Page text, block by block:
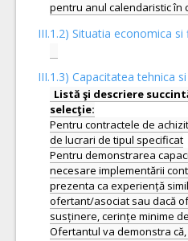
III.1.2) Situatia economica si
III.1.3) Capacitatea tehnica
Listă şi descriere
Pentru contractele de
de lucrari de tipul specificat
Pentru demonstrarea
necesare implementării
prezenta ca experiență
ofertant/asociat sau dacă
susținere, cerințe minime
Ofertantul va demonstra